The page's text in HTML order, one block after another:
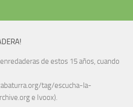
de estos 15 años, cuando
tag/escucha-la-
e Ivoox).